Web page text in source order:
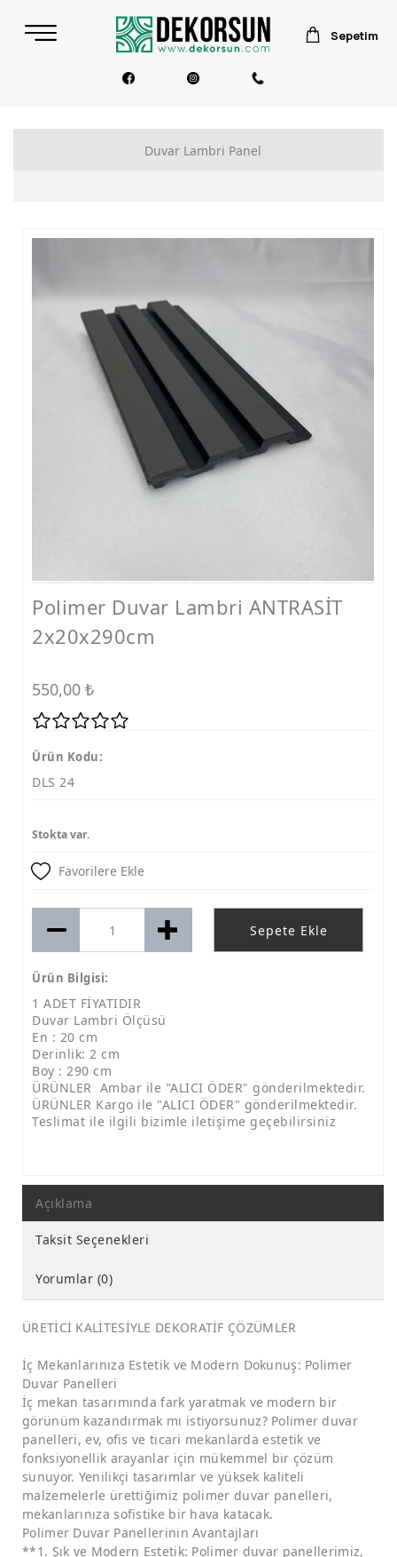
Duvar Lambri Panel
Polimer Duvar Lambri ANTRASİT
2x20x290cm
550,00 ₺
Ürün Kodu:
DLS 24
Stokta var.
Favorilere Ekle
Sepete Ekle
Ürün Bilgisi:
1 ADET FİYATIDIR
Duvar Lambri Ölçüsü
En : 20 cm
Derinlik: 2 cm
Boy : 290 cm
ÜRÜNLER Ambar ile "ALICI ÖDER" gönderilmektedir.
ÜRÜNLER Kargo ile "ALICI ÖDER" gönderilmektedir.
Teslimat ile ilgili bizimle iletişime geçebilirsiniz
Açıklama
Taksit Seçenekleri
Yorumlar (0)
ÜRETİCİ KALİTESİYLE DEKORATİF ÇÖZÜMLER
İç Mekanlarınıza Estetik ve Modern Dokunuş: Polimer
Duvar Panelleri
İç mekan tasarımında fark yaratmak ve modern bir
görünüm kazandırmak mı istiyorsunuz? Polimer duvar
panelleri, ev, ofis ve ticari mekanlarda estetik ve
fonksiyonellik arayanlar için mükemmel bir çözüm
sunuyor. Yenilikçi tasarımlar ve yüksek kaliteli
malzemelerle ürettiğimiz polimer duvar panelleri,
mekanlarınıza sofistike bir hava katacak.
Polimer Duvar Panellerinin Avantajları
**1. Şık ve Modern Estetik: Polimer duvar panellerimiz,
Sepetim